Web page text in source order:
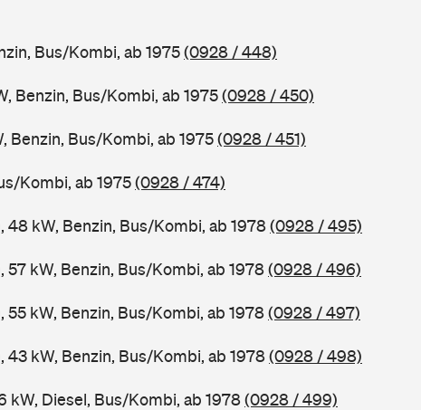
Bus/Kombi, ab 1975(0928 / 448)
Benzin, Bus/Kombi, ab 1975(0928 / 450)
Benzin, Bus/Kombi, ab 1975(0928 / 451)
Kombi, ab 1975(0928 / 474)
48 kW, Benzin, Bus/Kombi, ab 1978(0928 / 495)
57 kW, Benzin, Bus/Kombi, ab 1978(0928 / 496)
55 kW, Benzin, Bus/Kombi, ab 1978(0928 / 497)
43 kW, Benzin, Bus/Kombi, ab 1978(0928 / 498)
kW, Diesel, Bus/Kombi, ab 1978(0928 / 499)